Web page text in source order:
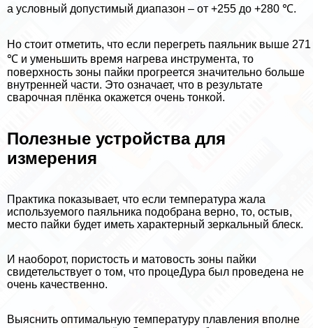
а условный допустимый диапазон – от +255 до +280 ℃.
Но стоит отметить, что если перегреть паяльник выше 271
℃ и уменьшить время нагрева инструмента, то
поверхность зоны пайки прогреется значительно больше
внутренней части. Это означает, что в результате
сварочная плёнка окажется очень тонкой.
Полезные устройства для
измерения
Пpaктика показывает, что если температура жала
используемого паяльника подобрана верно, то, остыв,
место пайки будет иметь хаpaктерный зеркальный блеск.
И наоборот, пористость и матовость зоны пайки
свидетельствует о том, что процеДypa был проведена не
очень качественно.
Выяснить оптимальную температуру плавления вполне